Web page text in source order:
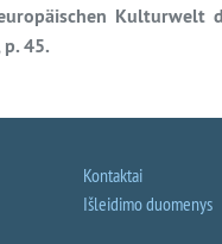
Kulturwelt
45.
Kontaktai
Išleidimo duomenys